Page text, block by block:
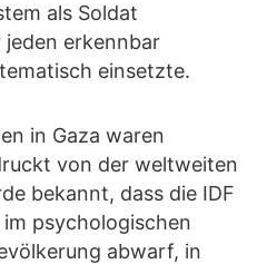
als Soldat
erkennbar
einsetzte.
in Gaza waren
von der weltweiten
bekannt, dass die IDF
psychologischen
abwarf, in